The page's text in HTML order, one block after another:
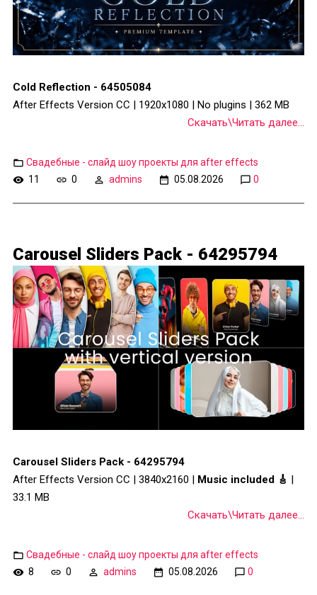
Cold Reflection - 64505084
After Effects Version CC | 1920x1080 | No plugins | 362 MB
Скачать\Читать далее...
Свадебные - слайд шоу проекты для after effects
11
0 admins 05.08.2026 0
Carousel Sliders Pack - 64295794
Carousel Sliders Pack - 64295794
After Effects Version CC | 3840x2160 | Music included 🎸 |
33.1 MB
Скачать\Читать далее...
Свадебные - слайд шоу проекты для after effects
8
0 admins 05.08.2026 0